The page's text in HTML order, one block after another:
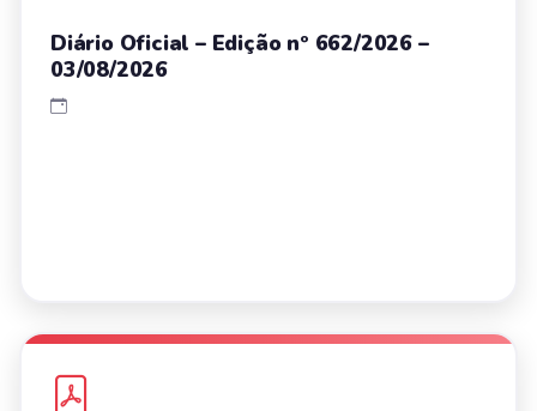
Diário Oficial – Edição nº 662/2026 –
03/08/2026